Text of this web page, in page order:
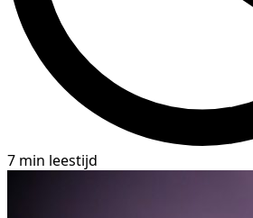
7 min leestijd